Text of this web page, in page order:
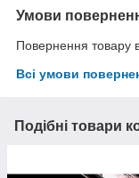
Умови
Повернення товару
Всі умови
Подібні товари